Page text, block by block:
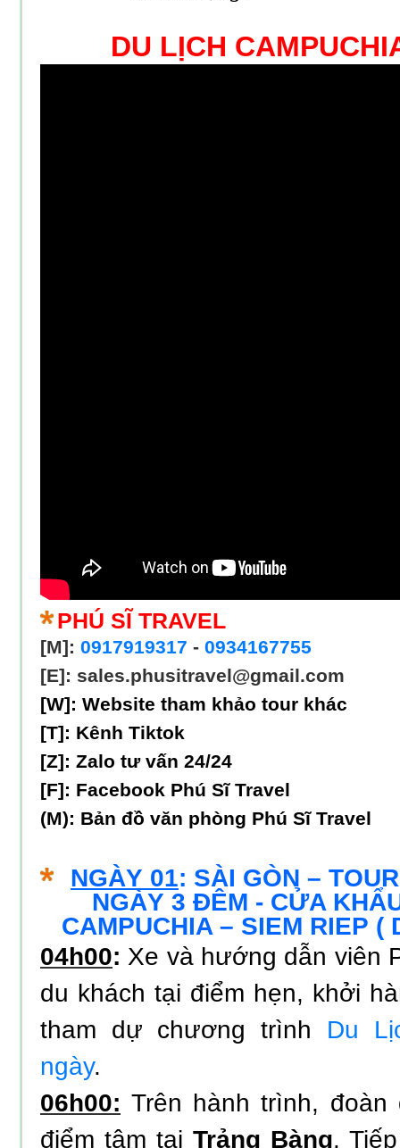
DU LỊCH
PHÚ SĨ TRAVEL
[M]: 0917919317 - 0934167755
[E]: sales.phusitravel@gmail.com
[W]: Website tham khảo tour khác
[T]: Kênh Tiktok
[Z]: Zalo tư vấn 24/24
[F]: Facebook Phú Sĩ Travel
(M): Bản đồ văn phòng Phú Sĩ Travel
NGÀY 01: SÀI GÒN –
NGÀY 3 ĐÊM - CỬA
CAMPUCHIA – SIEM RIEP (
04h00: Xe và hướng dẫn viên
du khách tại điểm hẹn, khởi
tham dự chương trình Du
ngày.
06h00: Trên hành trình, đoàn
điểm tâm tại Trảng Bàng.